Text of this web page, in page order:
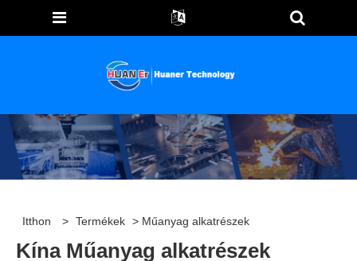
Itthon > Termékek > Műanyag alkatrészek
Kína Műanyag alkatrészek